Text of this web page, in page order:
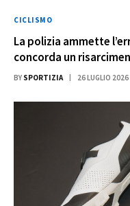
CICLISMO
La polizia ammette
concorda un
BY SPORTIZIA 26 LUGLIO 2026